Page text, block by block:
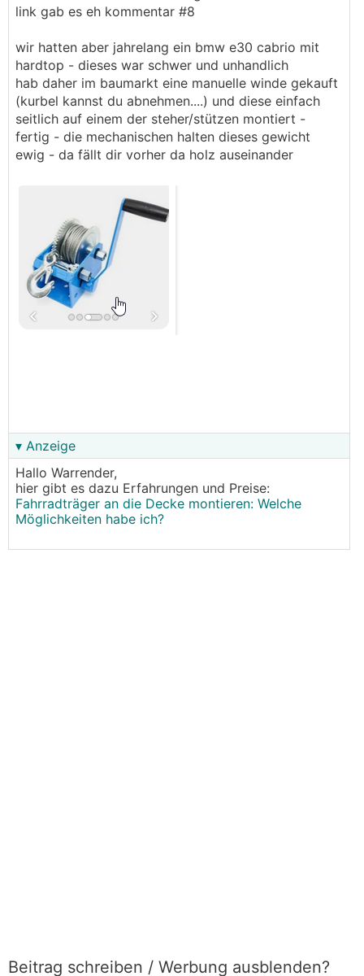
zugelassen.
Dauerhaft Gewicht halten ist nicht zulässig.
link gab es eh kommentar #8
wir hatten aber jahrelang ein bmw e30 cabrio mit
hardtop - dieses war schwer und unhandlich
hab daher im baumarkt eine manuelle winde gekauft
(kurbel kannst du abnehmen....) und diese einfach
seitlich auf einem der steher/stützen montiert -
fertig - die mechanischen halten dieses gewicht
ewig - da fällt dir vorher da holz auseinander
▾ Anzeige
Hallo Warrender,
hier gibt es dazu Erfahrungen und Preise:
Fahrradträger an die Decke montieren: Welche
Möglichkeiten habe ich?
Beitrag schreiben / Werbung ausblenden?